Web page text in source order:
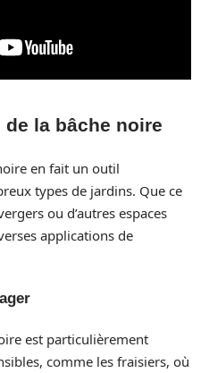
la bâche noire
en fait un outil
types de jardins. Que ce
ou d’autres espaces
applications de
est particulièrement
comme les fraisiers, où